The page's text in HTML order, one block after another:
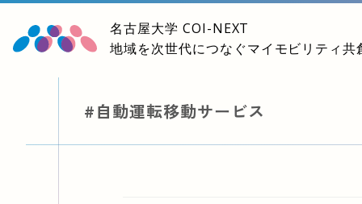
名古屋大学 COI-NEXT
地域を次世代につなぐマイモビリティ共
#自動運転移動サービス